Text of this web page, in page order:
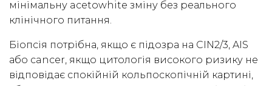
мінімальну acetowhite зміну без реального
клінічного питання.
Біопсія потрібна, якщо є підозра на CIN2/3, AIS
або cancer, якщо цитологія високого ризику не
відповідає спокійній кольпоскопічній картині,